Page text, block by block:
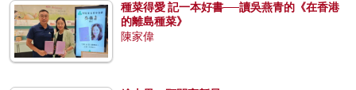
種菜得愛 記一本好書──讀吳燕青的《在香港
的離島種菜》
陳家偉